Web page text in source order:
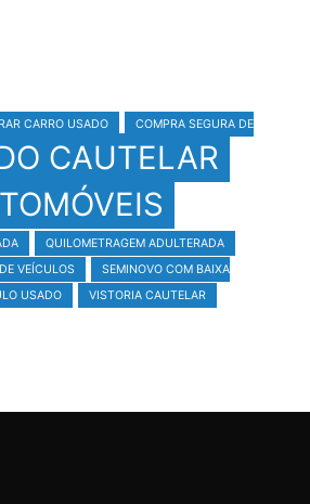
CARRO USADO COMPRA SEGURA DE
CAUTELAR
QUILOMETRAGEM ADULTERADA
VEÍCULOS
SEMINOVO COM BAIXA
USADO VISTORIA CAUTELAR